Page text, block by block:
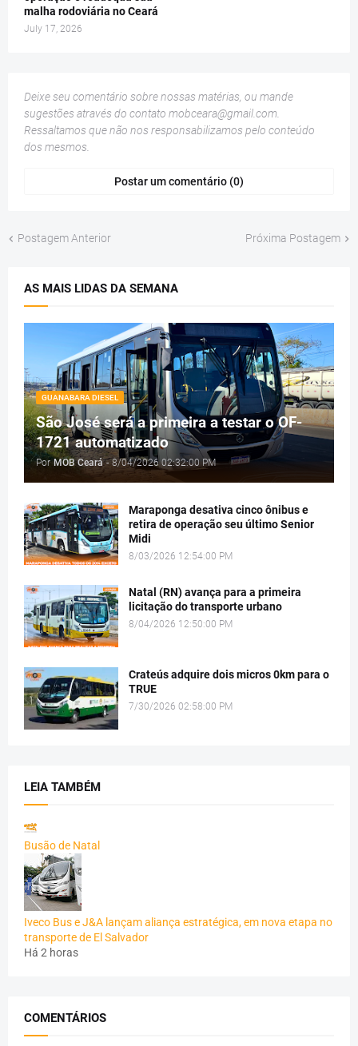
malha rodoviária no Ceará
July 17, 2026
Deixe seu comentário sobre nossas matérias, ou mande
sugestões através do contato mobceara@gmail.com.
Ressaltamos que não nos responsabilizamos pelo conteúdo
dos mesmos.
Postar um comentário (0)
Postagem Anterior Próxima Postagem
AS MAIS LIDAS DA SEMANA
GUANABARA DIESEL
São José será a primeira a testar o OF-
1721 automatizado
Por MOB Ceará - 8/04/2026 02:32:00 PM
Maraponga desativa cinco ônibus e
retira de operação seu último Senior
Midi
8/03/2026 12:54:00 PM
Natal (RN) avança para a primeira
licitação do transporte urbano
8/04/2026 12:50:00 PM
Crateús adquire dois micros 0km para o
TRUE
7/30/2026 02:58:00 PM
LEIA TAMBÉM
Busão de Natal
Iveco Bus e J&A lançam aliança estratégica, em nova etapa no
transporte de El Salvador
Há 2 horas
COMENTÁRIOS